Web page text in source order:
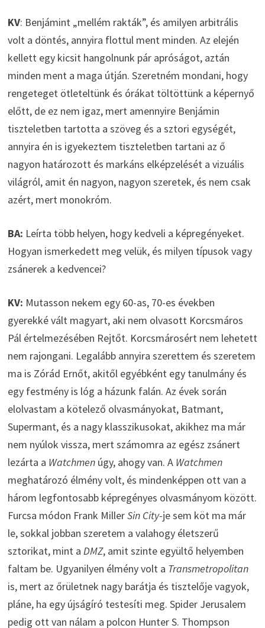
KV: Benjámint „mellém rakták”, és amilyen arbitrális
volt a döntés, annyira flottul ment minden. Az elején
kellett egy kicsit hangolnunk pár apróságot, aztán
minden ment a maga útján. Szeretném mondani, hogy
rengeteget ötleteltünk és órákat töltöttünk a képernyő
előtt, de ez nem igaz, mert amennyire Benjámin
tiszteletben tartotta a szöveg és a sztori egységét,
annyira én is igyekeztem tiszteletben tartani az ő
nagyon határozott és markáns elképzelését a vizuális
világról, amit én nagyon, nagyon szeretek, és nem csak
azért, mert monokróm.
BA: Leírta több helyen, hogy kedveli a képregényeket.
Hogyan ismerkedett meg velük, és milyen típusok vagy
zsánerek a kedvencei?
KV: Mutasson nekem egy 60-as, 70-es években
gyerekké vált magyart, aki nem olvasott Korcsmáros
Pál értelmezésében Rejtőt. Korcsmárosért nem lehetett
nem rajongani. Legalább annyira szerettem és szeretem
ma is Zórád Ernőt, akitől egyébként egy tanulmány és
egy festmény is lóg a házunk falán. Az évek során
elolvastam a kötelező olvasmányokat, Batmant,
Supermant, és a nagy klasszikusokat, akikhez ma már
nem nyúlok vissza, mert számomra az egész zsánert
lezárta a Watchmenúgy, ahogy van. A Watchmen
meghatározó élmény volt, és mindenképpen ott van a
három legfontosabb képregényes olvasmányom között.
Furcsa módon Frank MillerSin City-je sem köt ma már
le, sokkal jobban szeretem a valahogy életszerű
sztorikat, mint a DMZ, amit szinte együltő helyemben
faltam be. Ugyanilyen élmény volt a Transmetropolitan
is, mert az őrületnek nagy barátja és tisztelője vagyok,
pláne, ha egy újságíró testesíti meg. Spider Jerusalem
pedig ott van nálam a polcon Hunter S. Thompson